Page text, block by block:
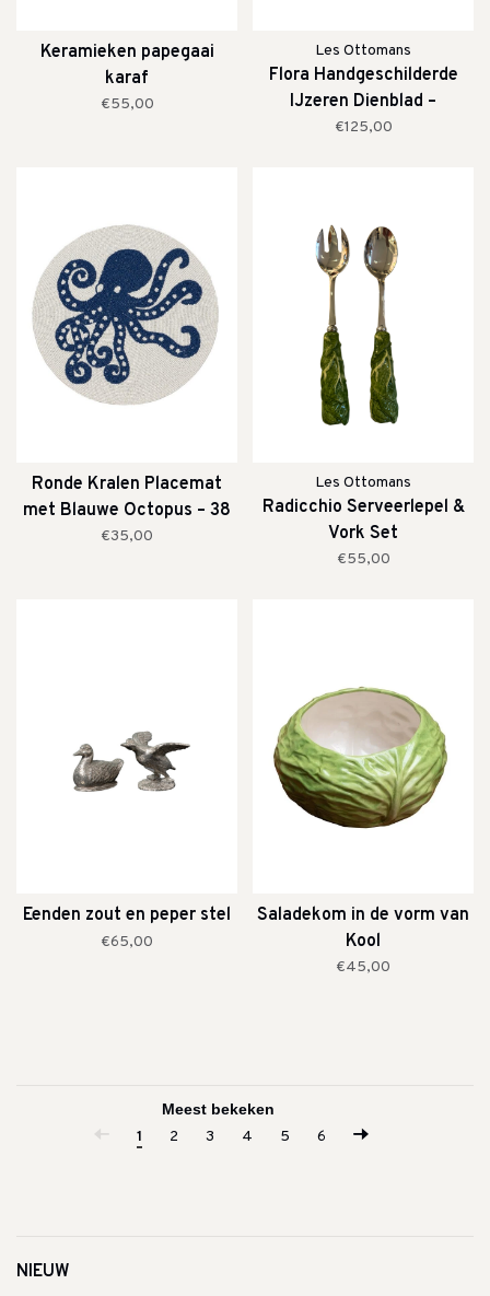
Keramieken papegaai
karaf
€55,00
Les Ottomans
Flora Handgeschilderde
IJzeren Dienblad –
Schildpad
€125,00
Ronde Kralen Placemat
met Blauwe Octopus – 38
cm
€35,00
Les Ottomans
Radicchio Serveerlepel &
Vork Set
€55,00
Eenden zout en peper stel
€65,00
Saladekom in de vorm van
Kool
€45,00
1 2 3 4 5 6
NIEUW